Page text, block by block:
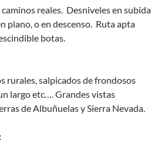
reales. Desniveles en subida
plano, o en descenso. Ruta apta
botas.
rurales, salpicados de frondosos
largo etc…. Grandes vistas
de Albuñuelas y Sierra Nevada.